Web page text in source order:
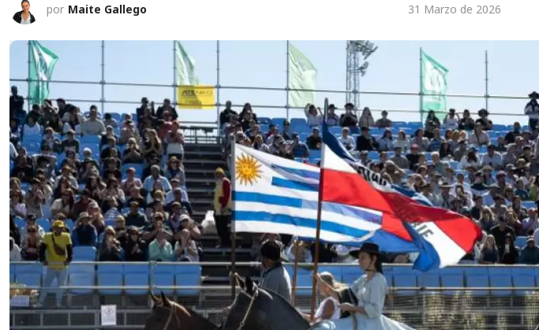
por Maite Gallego 31 Marzo de 2026